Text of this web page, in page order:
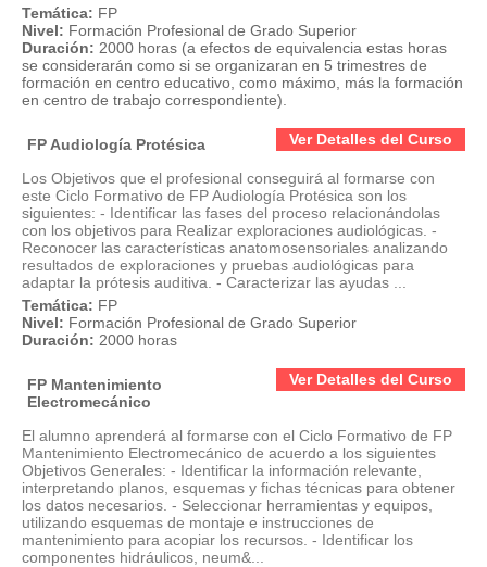
Temática: FP
Nivel: Formación Profesional de Grado Superior
Duración: 2000 horas (a efectos de equivalencia estas horas
se considerarán como si se organizaran en 5 trimestres de
formación en centro educativo, como máximo, más la formación
en centro de trabajo correspondiente).
Ver Detalles del Curso
FP Audiología Protésica
Los Objetivos que el profesional conseguirá al formarse con
este Ciclo Formativo de FP Audiología Protésica son los
siguientes: - Identificar las fases del proceso relacionándolas
con los objetivos para Realizar exploraciones audiológicas. -
Reconocer las características anatomosensoriales analizando
resultados de exploraciones y pruebas audiológicas para
adaptar la prótesis auditiva. - Caracterizar las ayudas ...
Temática: FP
Nivel: Formación Profesional de Grado Superior
Duración: 2000 horas
Ver Detalles del Curso
FP Mantenimiento
Electromecánico
El alumno aprenderá al formarse con el Ciclo Formativo de FP
Mantenimiento Electromecánico de acuerdo a los siguientes
Objetivos Generales: - Identificar la información relevante,
interpretando planos, esquemas y fichas técnicas para obtener
los datos necesarios. - Seleccionar herramientas y equipos,
utilizando esquemas de montaje e instrucciones de
mantenimiento para acopiar los recursos. - Identificar los
componentes hidráulicos, neum&...